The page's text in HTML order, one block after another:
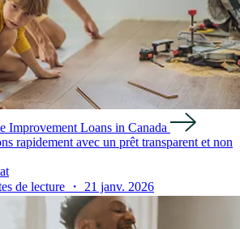
Improvement Loans in Canada
rapidement avec un prêt transparent et non
de lecture ・ 21 janv. 2026